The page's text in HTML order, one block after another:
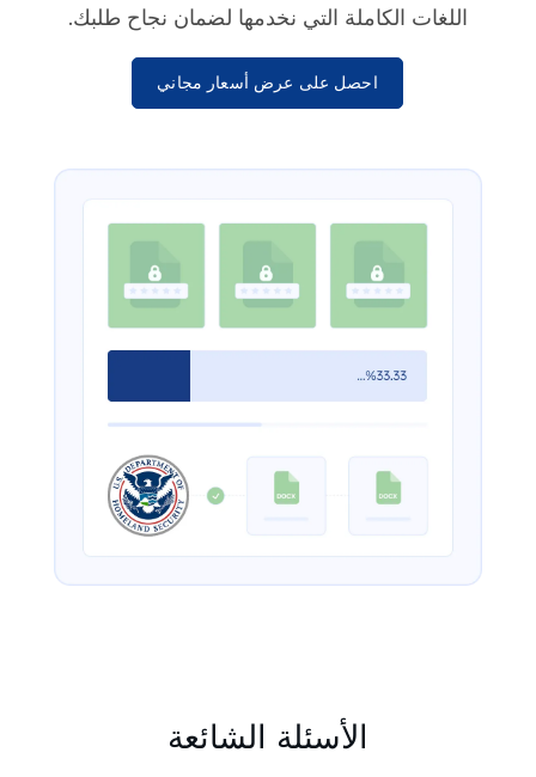
اللغات الكاملة التي نخدمها لضمان نجاح طلبك.
احصل على عرض أسعار مجاني
الأسئلة الشائعة